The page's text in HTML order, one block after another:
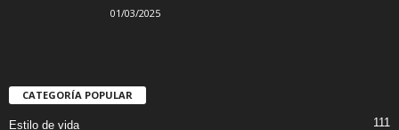
01/03/2025
CATEGORÍA POPULAR
Estilo de vida 111